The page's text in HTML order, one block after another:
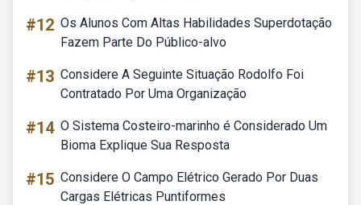
#12 Os Alunos Com Altas Habilidades Superdotação
Fazem Parte Do Público-alvo
#13 Considere A Seguinte Situação Rodolfo Foi
Contratado Por Uma Organização
#14 O Sistema Costeiro-marinho é Considerado Um
Bioma Explique Sua Resposta
#15 Considere O Campo Elétrico Gerado Por Duas
Cargas Elétricas Puntiformes